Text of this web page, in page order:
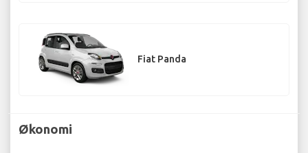
Fiat Panda
Økonomi